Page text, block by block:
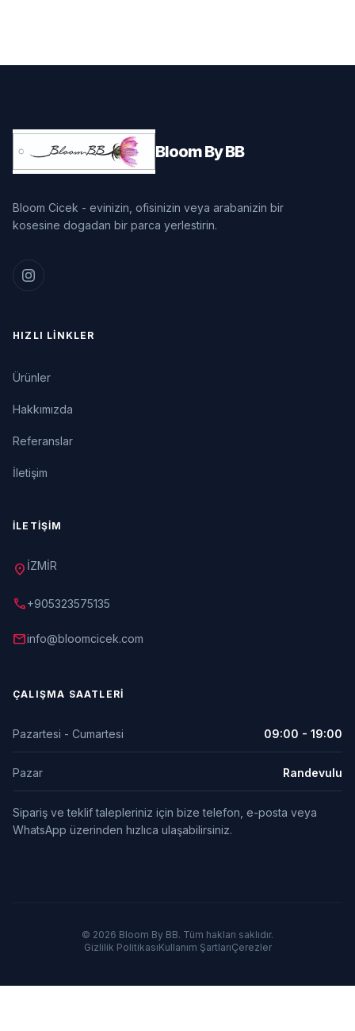
Bloom By BB
Bloom Cicek - evinizin, ofisinizin veya arabanizin bir
kosesine dogadan bir parca yerlestirin.
HIZLI LINKLER
Ürünler
Hakkımızda
Referanslar
İletişim
İLETIŞIM
location_on İZMİR
call+905323575135
mailinfo@bloomcicek.com
ÇALIŞMA SAATLERI
Pazartesi - Cumartesi 09:00 - 19:00
Pazar Randevulu
Sipariş ve teklif talepleriniz için bize telefon, e-posta veya
WhatsApp üzerinden hızlıca ulaşabilirsiniz.
© 2026 Bloom By BB. Tüm hakları saklıdır.
Gizlilik PolitikasıKullanım ŞartlarıÇerezler